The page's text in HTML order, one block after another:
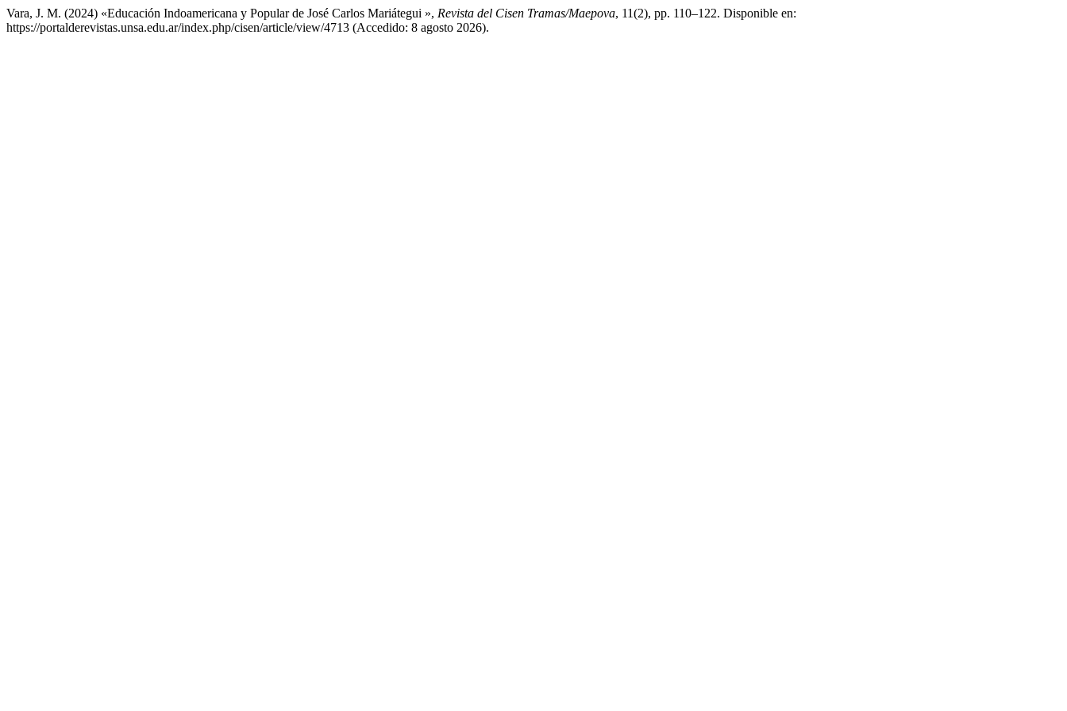
Vara, J. M. (2024) «Educación Indoamericana y Popular de José Carlos Mariátegui », Revista del Cisen Tramas/Maepova, 11(2), pp. 110–122. Disponible en:
https://portalderevistas.unsa.edu.ar/index.php/cisen/article/view/4713 (Accedido: 8 agosto 2026).